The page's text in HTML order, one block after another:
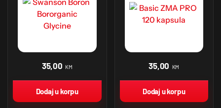
35,00 KM
Dodaj u korpu
35,00 KM
Dodaj u korpu